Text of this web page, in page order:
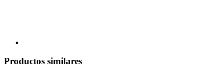
Productos similares